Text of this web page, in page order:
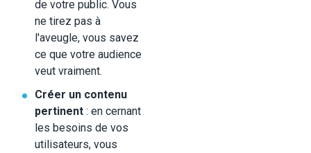
de votre public. Vous
ne tirez pas à
l'aveugle, vous savez
ce que votre audience
veut vraiment.
Créer un contenu
pertinent : en cernant
les besoins de vos
utilisateurs, vous